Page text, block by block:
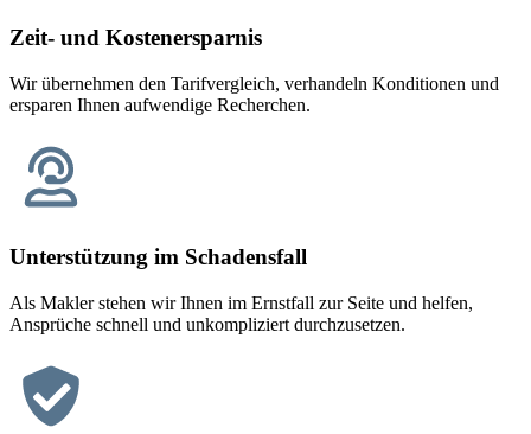
Zeit- und Kostenersparnis
Wir übernehmen den Tarifvergleich, verhandeln Konditionen und
ersparen Ihnen aufwendige Recherchen.
Unterstützung im Schadensfall
Als Makler stehen wir Ihnen im Ernstfall zur Seite und helfen,
Ansprüche schnell und unkompliziert durchzusetzen.